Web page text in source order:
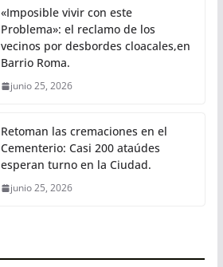
«Imposible vivir con este
Problema»: el reclamo de los
vecinos por desbordes cloacales,en
Barrio Roma.
junio 25, 2026
Retoman las cremaciones en el
Cementerio: Casi 200 ataúdes
esperan turno en la Ciudad.
junio 25, 2026